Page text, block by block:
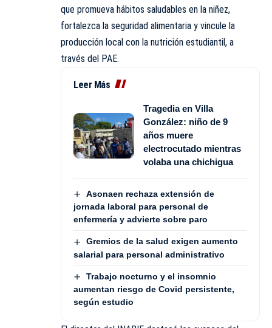
que promueva hábitos saludables en la niñez,
fortalezca la seguridad alimentaria y vincule la
producción local con la nutrición estudiantil, a
través del PAE.
Leer Más
Tragedia en Villa
González: niño de 9
años muere
electrocutado mientras
volaba una chichigua
Asonaen rechaza extensión de
jornada laboral para personal de
enfermería y advierte sobre paro
Gremios de la salud exigen aumento
salarial para personal administrativo
Trabajo nocturno y el insomnio
aumentan riesgo de Covid persistente,
según estudio